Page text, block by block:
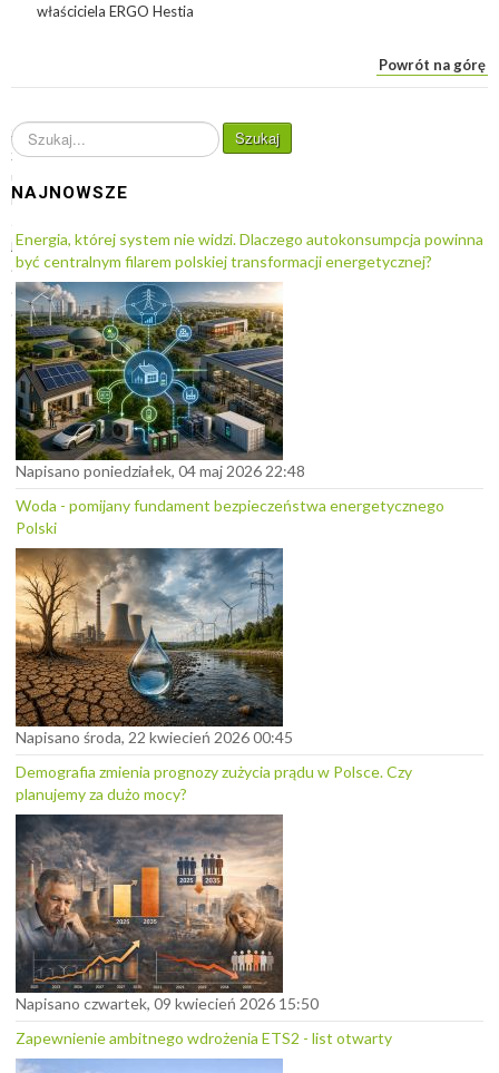
właściciela ERGO Hestia
Powrót na górę
S
z
u
k
j
.
.
.
Szukaj
NAJNOWSZE
Energia, której system nie widzi. Dlaczego autokonsumpcja powinna
być centralnym filarem polskiej transformacji energetycznej?
Napisano poniedziałek, 04 maj 2026 22:48
Woda - pomijany fundament bezpieczeństwa energetycznego
Polski
Napisano środa, 22 kwiecień 2026 00:45
Demografia zmienia prognozy zużycia prądu w Polsce. Czy
planujemy za dużo mocy?
Napisano czwartek, 09 kwiecień 2026 15:50
Zapewnienie ambitnego wdrożenia ETS2 - list otwarty